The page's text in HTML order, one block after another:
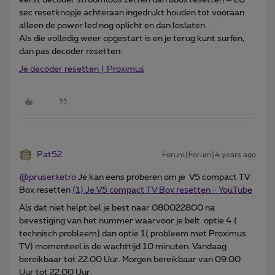
sec resetknopje achteraan ingedrukt houden tot vooraan
alleen de power led nog oplicht en dan loslaten.
Als die volledig weer opgestart is en je terug kunt surfen,
dan pas decoder resetten:
Je decoder resetten | Proximus
Pat52 Forum|Forum|4 years ago
@pruserketro Je kan eens proberen om je V5 compact TV
Box resetten (1) Je V5 compact TV Box resetten - YouTube
Als dat niet helpt bel je best naar 080022800 na
bevestiging van het nummer waarvoor je belt optie 4 (
technisch probleem) dan optie 1( probleem met Proximus
TV) momenteel is de wachttijd 10 minuten. Vandaag
bereikbaar tot 22.00 Uur. Morgen bereikbaar van 09.00
Uur tot 22.00 Uur.